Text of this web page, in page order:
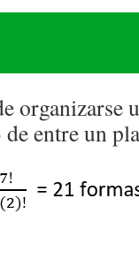
organizarse
entre un